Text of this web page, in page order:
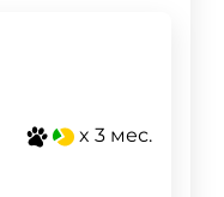
x 3 мес.